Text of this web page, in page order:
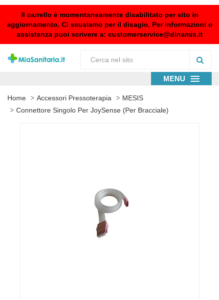
Il carrello è momentaneamente disabilitato per sito in
aggiornamento. Ci scusiamo per il disagio. Per informazioni o
assistenza puoi scrivere a: customerservice@dinamis.it
MENU
Home Accessori Pressoterapia
MESIS
Connettore Singolo Per JoySense (per Bracciale)